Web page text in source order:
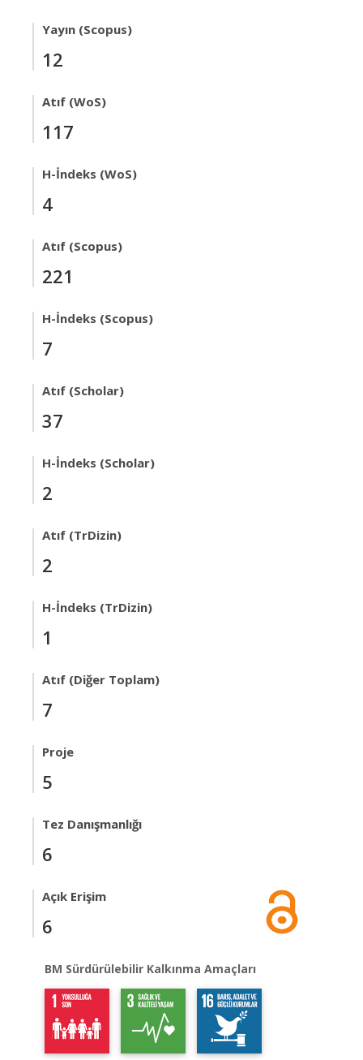
Yayın (Scopus)
12
Atıf (WoS)
117
H-İndeks (WoS)
4
Atıf (Scopus)
221
H-İndeks (Scopus)
7
Atıf (Scholar)
37
H-İndeks (Scholar)
2
Atıf (TrDizin)
2
H-İndeks (TrDizin)
1
Atıf (Diğer Toplam)
7
Proje
5
Tez Danışmanlığı
6
Açık Erişim
6
BM Sürdürülebilir Kalkınma Amaçları